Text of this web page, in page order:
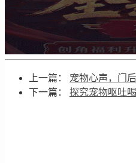
上一篇： 宠物心声，门
下一篇： 探究宠物呕吐